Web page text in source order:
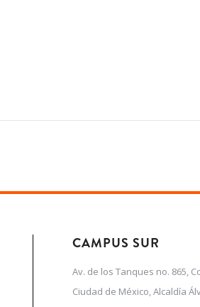
CAMPUS SUR
Av. de los Tanques no. 865,
Ciudad de México, Alcaldía